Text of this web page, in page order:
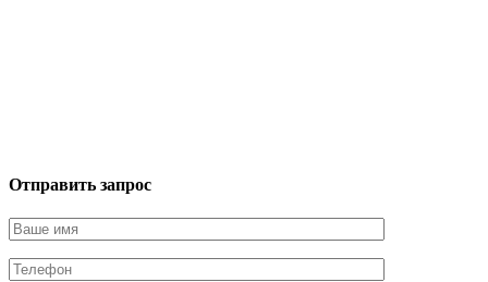
Отправить запрос